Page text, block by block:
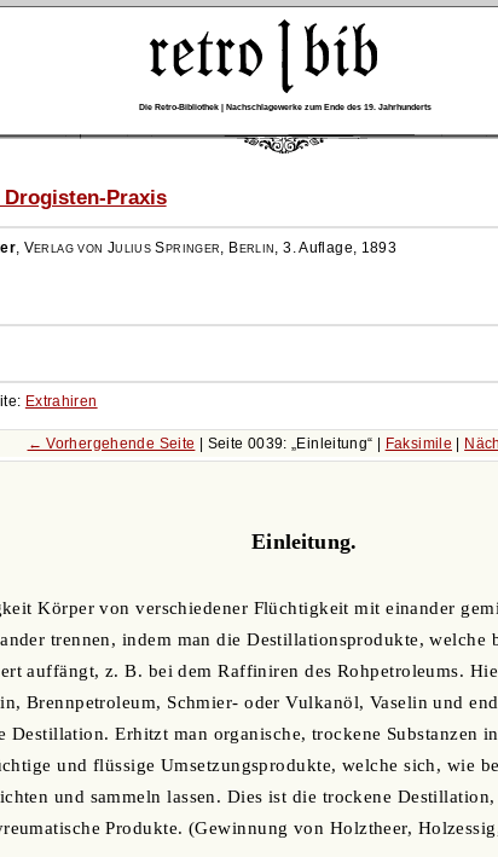
Die Retro-Bibliothek | Nachschlagewerke zum Ende des 19. Jahrhunderts
Drogisten-Praxis
, Verlag von Julius Springer, Berlin,3. Auflage, 1893
Extrahiren
← Vorhergehende Seite | Seite 0039: Einleitung Faksimile
Einleitung.
Körper von verschiedener Flüchtigkeit mit einander
trennen, indem man die Destillationsprodukte, welche
auffängt, z. B. bei dem Raffiniren des Rohpetroleums.
Brennpetroleum, Schmier- oder Vulkanöl, Vaselin und
Erhitzt man organische, trockene Substanzen
und flüssige Umsetzungsprodukte, welche sich, wie
und sammeln lassen. Dies ist die trockene
Produkte. (Gewinnung von Holztheer,